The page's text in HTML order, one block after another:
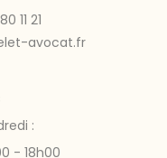
11 21
avocat.fr
:
- 18h00